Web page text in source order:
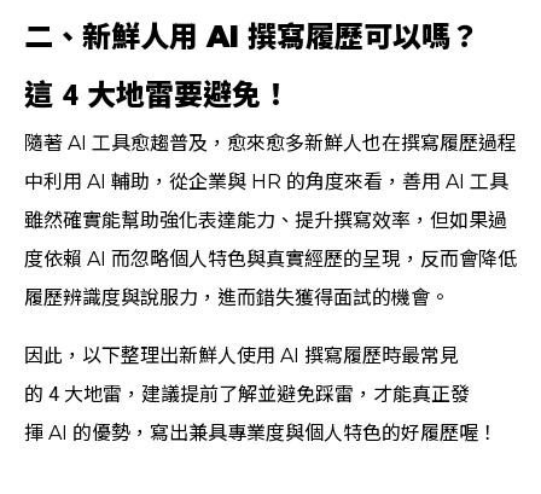
二、新鮮人用 AI 撰寫履歷可以嗎？
這 4 大地雷要避免！
隨著 AI 工具愈趨普及，愈來愈多新鮮人也在撰寫履歷過程
中利用 AI 輔助，從企業與 HR 的角度來看，善用 AI 工具
雖然確實能幫助強化表達能力、提升撰寫效率，但如果過
度依賴 AI 而忽略個人特色與真實經歷的呈現，反而會降低
履歷辨識度與說服力，進而錯失獲得面試的機會。
因此，以下整理出新鮮人使用 AI 撰寫履歷時最常見
的 4 大地雷，建議提前了解並避免踩雷，才能真正發
揮 AI 的優勢，寫出兼具專業度與個人特色的好履歷喔！